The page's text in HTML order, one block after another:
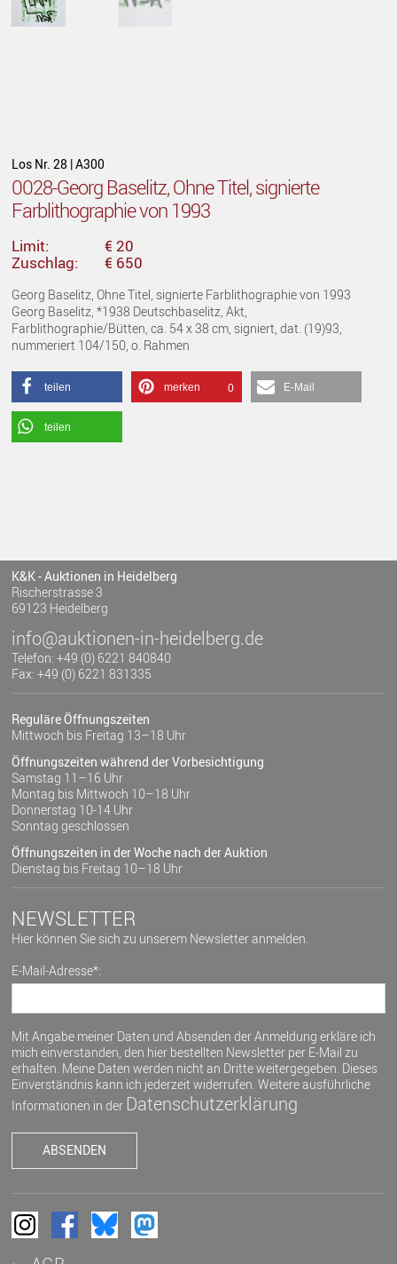
Los Nr. 28 | A300
0028-Georg Baselitz, Ohne Titel, signierte
Farblithographie von 1993
Limit:
€ 20
Zuschlag:
€ 650
Georg Baselitz, Ohne Titel, signierte Farblithographie von 1993
Georg Baselitz, *1938 Deutschbaselitz, Akt,
Farblithographie/Bütten, ca. 54 x 38 cm, signiert, dat. (19)93,
nummeriert 104/150, o. Rahmen
teilen merken 0 E-Mail
teilen
K&K - Auktionen in Heidelberg
Rischerstrasse 3
69123 Heidelberg
info@auktionen-in-heidelberg.de
Telefon: +49 (0) 6221 840840
Fax: +49 (0) 6221 831335
Reguläre Öffnungszeiten
Mittwoch bis Freitag 13–18 Uhr
Öffnungszeiten während der Vorbesichtigung
Samstag 11–16 Uhr
Montag bis Mittwoch 10–18 Uhr
Donnerstag 10-14 Uhr
Sonntag geschlossen
Öffnungszeiten in der Woche nach der Auktion
Dienstag bis Freitag 10–18 Uhr
NEWSLETTER
Hier können Sie sich zu unserem Newsletter anmelden.
E-Mail-Adresse*:
Mit Angabe meiner Daten und Absenden der Anmeldung erkläre ich
mich einverstanden, den hier bestellten Newsletter per E-Mail zu
erhalten. Meine Daten werden nicht an Dritte weitergegeben. Dieses
Einverständnis kann ich jederzeit widerrufen. Weitere ausführliche
Informationen in der Datenschutzerklärung